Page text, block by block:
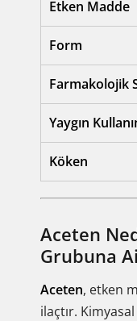
Etken Madde
Form
Farmakolojik
Yaygın
Köken
Aceten
Grubuna
Aceten, etken
ilaçtır.